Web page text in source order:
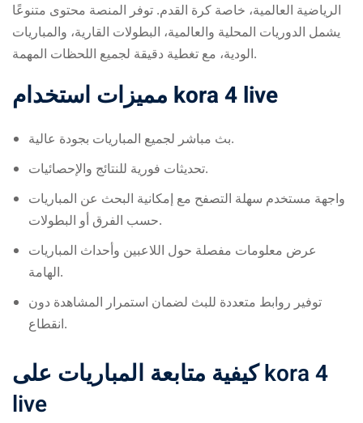
الرياضية العالمية، خاصة كرة القدم. توفر المنصة محتوى متنوعًا
يشمل الدوريات المحلية والعالمية، البطولات القارية، والمباريات
الودية، مع تغطية دقيقة لجميع اللحظات المهمة.
kora 4 live
بث مباشر لجميع المباريات بجودة عالية.
تحديثات فورية للنتائج والإحصائيات.
واجهة مستخدم سهلة التصفح مع إمكانية البحث عن المباريات
حسب الفرق أو البطولات.
عرض معلومات مفصلة حول اللاعبين وأحداث المباريات
الهامة.
توفير روابط متعددة للبث لضمان استمرار المشاهدة دون
انقطاع.
كيفية متابعة المباريات علىkora 4
live